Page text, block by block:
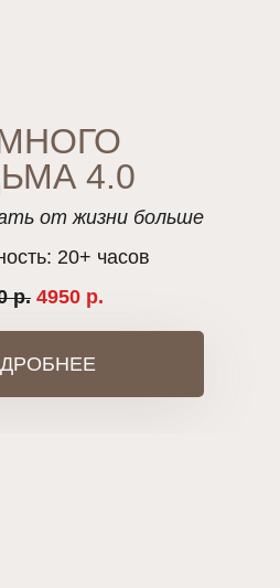
от жизни больше
20+ часов
р. 4950 р.
4.0